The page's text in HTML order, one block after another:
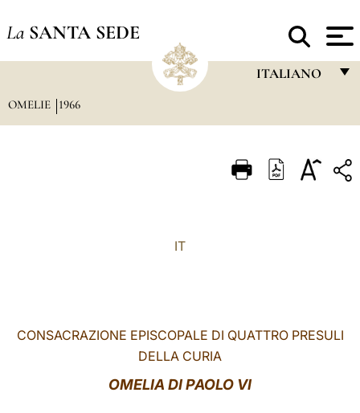
La SANTA SEDE
ITALIANO
ITALIANO
OMELIE 1966
IT
CONSACRAZIONE EPISCOPALE DI QUATTRO PRESULI
DELLA CURIA
OMELIA DI PAOLO VI